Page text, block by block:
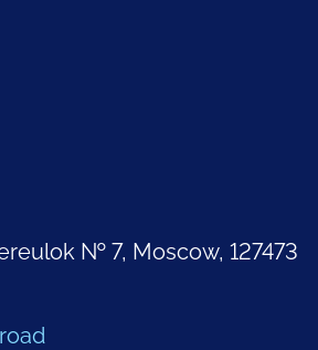
№ 7, Moscow, 127473